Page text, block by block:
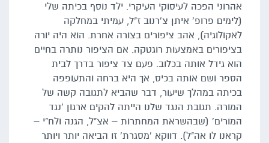
אהרוני הפכה לעיסוקי העיקרי. ילד נוסף בכיתה שלי
(לימים פרופ' איתן צ'רנוב ז"ל, עמיתי במחלקה
לאקולוגיה), אהב ציפורים בצורה אחרת. הוא היה יורה
בציפורים באמצעות רוגטקה. אם הציפור נותרה בחיים
הוא גידל אותה בכלוב. פעם צד ציפור בדרך לבית
הספר ושם אותה בכיס, אך היא ברחה והתעופפה
בכיתה במהלך שיעור, דבר שהביא לתגובה קשה של
המורה. תגובת הנגד שלנו הייתה להקים ארגון 'נגד
המורים' (שבהשראת המחתרות – אצ"ל, הגנה ולח"י –
קראנו לו אה"ל). דווקא 'מסגרת' זו הביאה יותר ויותר